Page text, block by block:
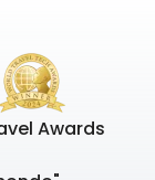
Awards